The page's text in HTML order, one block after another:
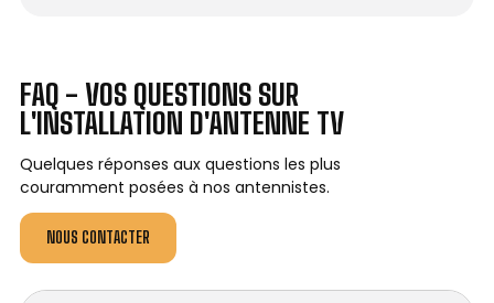
FAQ - VOS QUESTIONS SUR
L'INSTALLATION D'ANTENNE TV
Quelques réponses aux questions les plus
couramment posées à nos antennistes.
NOUS CONTACTER